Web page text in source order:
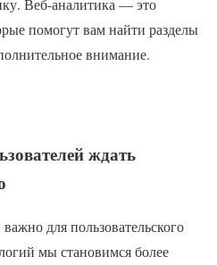
Веб-аналитика — это
помогут вам найти разделы
внимание.
ждать
для пользовательского
мы становимся более